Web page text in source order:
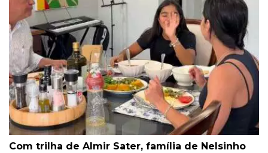
Com trilha de Almir Sater, família de Nelsinho